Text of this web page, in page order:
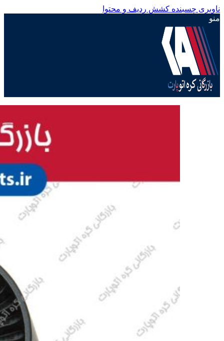
ناوبری چسبنده کشش ردیف و محتوا
منو